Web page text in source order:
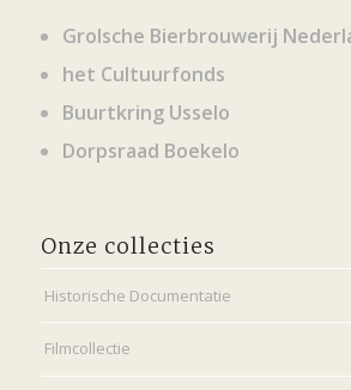
Grolsche Bierbrouwerij
het Cultuurfonds
Buurtkring Usselo
Dorpsraad Boekelo
Onze collecties
Historische Documentatie
Filmcollectie